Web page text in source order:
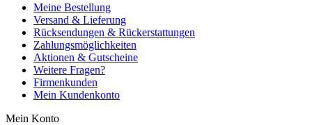
Meine Bestellung
Versand & Lieferung
Rücksendungen & Rückerstattungen
Zahlungsmöglichkeiten
Aktionen & Gutscheine
Weitere Fragen?
Firmenkunden
Mein Kundenkonto
Mein Konto